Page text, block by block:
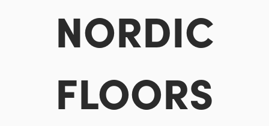
NORDIC
FLOORS